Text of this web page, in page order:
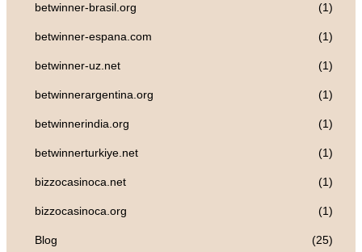
betwinner-brasil.org (1)
betwinner-espana.com (1)
betwinner-uz.net (1)
betwinnerargentina.org (1)
betwinnerindia.org (1)
betwinnerturkiye.net (1)
bizzocasinoca.net (1)
bizzocasinoca.org (1)
Blog (25)